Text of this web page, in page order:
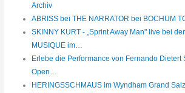
Archiv
ABRISS bei THE NARRATOR bei BOCHUM
SKINNY KURT - „Sprint Away Man" live bei
MUSIQUE im…
Erlebe die Performance von Fernando Dietert
Open…
HERINGSSCHMAUS im Wyndham Grand